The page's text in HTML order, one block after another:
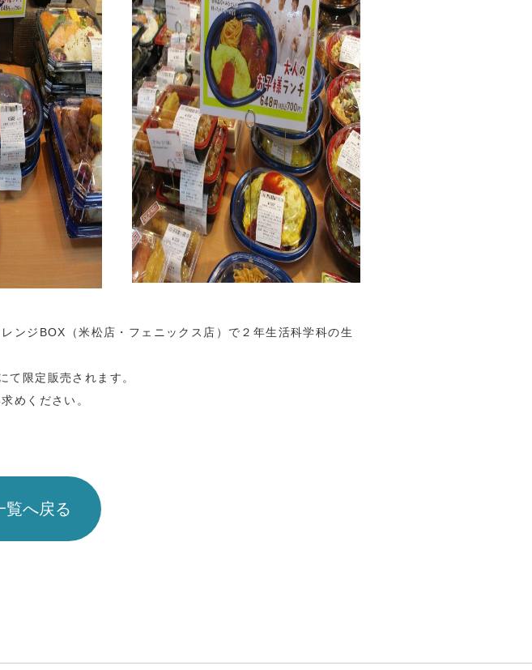
ンジBOX（米松店・フェニックス店）で２年生活科学科の生
限定販売されます。
めください。
へ戻る